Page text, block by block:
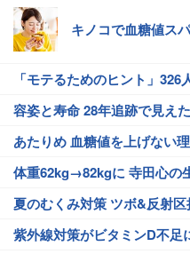
キノコで血糖値ス
「モテるためのヒント」326
容姿と寿命 28年追跡で見え
あたりめ 血糖値を上げない
体重62kg→82kgに 寺田心の
夏のむくみ対策 ツボ&反射区
紫外線対策がビタミンD不足